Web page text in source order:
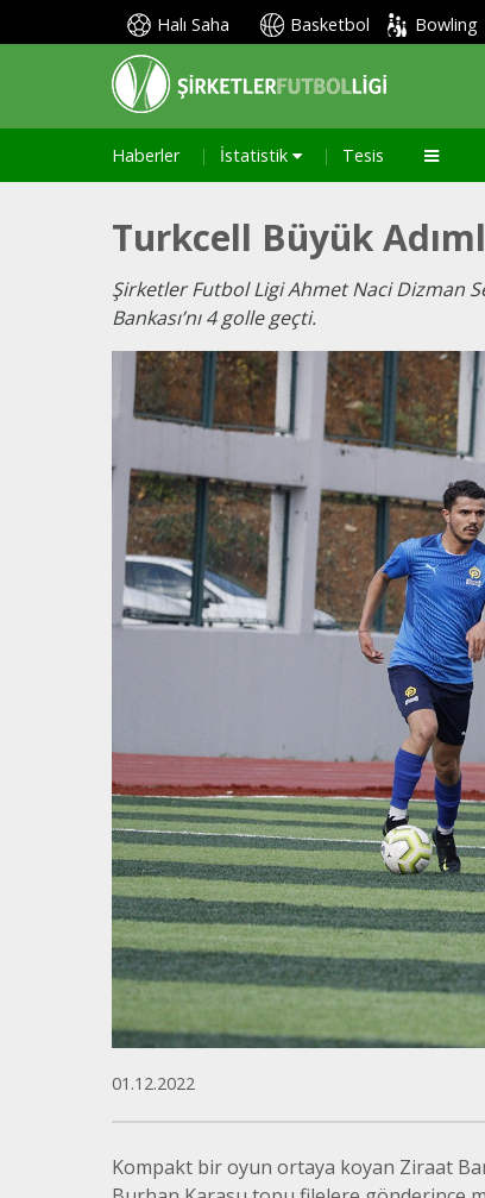
Haberler İstatistik Tesis
Halı Saha Basketbol Bowling
Turkcell Büyük
Şirketler Futbol Ligi Ahmet Naci Dizman
Bankası’nı 4 golle geçti.
01.12.2022
Kompakt bir oyun ortaya koyan Ziraat